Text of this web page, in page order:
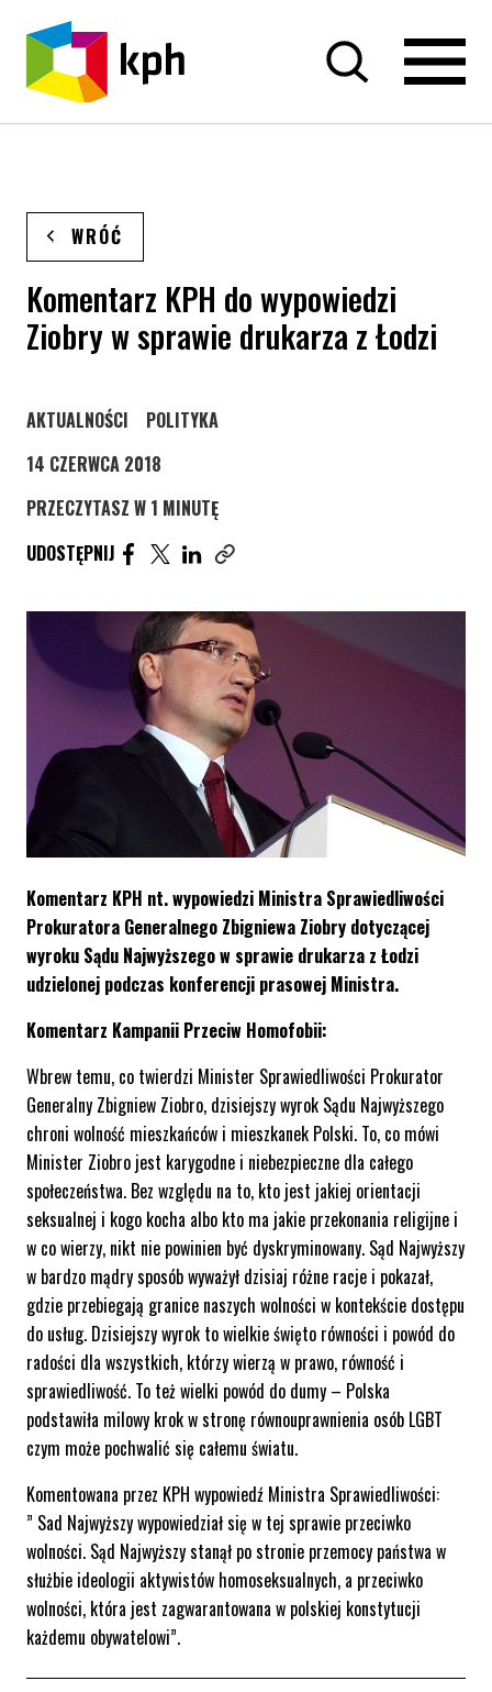
PRZEJDŹ DO TREŚCI
WRÓĆ
Komentarz KPH do wypowiedzi
Ziobry w sprawie drukarza z Łodzi
STRONA KATEGORII WPISÓW
AKTUALNOŚCI STRONA KATEGORII WPISÓW
POLITYKA
14 CZERWCA 2018
PRZECZYTASZ W 1 MINUTĘ
UDOSTĘPNIJ
UDOSTĘPNIJ ARTYKUŁ NA FACEBOOK. STRONA
UDOSTĘPNIJ ARTYKUŁ NA TWITTER.
UDOSTĘPNIJ ARTYKUŁ NA LINKEDIN.
Komentarz KPH nt. wypowiedzi Ministra Sprawiedliwości
Prokuratora Generalnego Zbigniewa Ziobry dotyczącej
wyroku Sądu Najwyższego w sprawie drukarza z Łodzi
udzielonej podczas konferencji prasowej Ministra.
Komentarz Kampanii Przeciw Homofobii:
Wbrew temu, co twierdzi Minister Sprawiedliwości Prokurator
Generalny Zbigniew Ziobro, dzisiejszy wyrok Sądu Najwyższego
chroni wolność mieszkańców i mieszkanek Polski. To, co mówi
Minister Ziobro jest karygodne i niebezpieczne dla całego
społeczeństwa. Bez względu na to, kto jest jakiej orientacji
seksualnej i kogo kocha albo kto ma jakie przekonania religijne i
w co wierzy, nikt nie powinien być dyskryminowany. Sąd Najwyższy
w bardzo mądry sposób wyważył dzisiaj różne racje i pokazał,
gdzie przebiegają granice naszych wolności w kontekście dostępu
do usług. Dzisiejszy wyrok to wielkie święto równości i powód do
radości dla wszystkich, którzy wierzą w prawo, równość i
sprawiedliwość. To też wielki powód do dumy – Polska
podstawiła milowy krok w stronę równouprawnienia osób LGBT
czym może pochwalić się całemu światu.
Komentowana przez KPH wypowiedź Ministra Sprawiedliwości:
” Sad Najwyższy wypowiedział się w tej sprawie przeciwko
wolności. Sąd Najwyższy stanął po stronie przemocy państwa w
służbie ideologii aktywistów homoseksualnych, a przeciwko
wolności, która jest zagwarantowana w polskiej konstytucji
każdemu obywatelowi”.